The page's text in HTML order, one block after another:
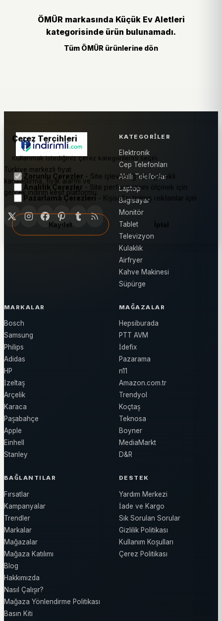
ÖMÜR markasında Küçük Ev Aletleri
kategorisinde ürün bulunamadı.
Tüm ÖMÜR ürünlerine dön
Türkiye merkezli fiyat
karşılaştırma, fiyat alarmı ve
gerçek indirim keşif platformu.
KATEGORILER
Elektronik
Cep Telefonları
Akıllı Telefonlar
Laptop
Bilgisayar
Monitör
Tablet
Televizyon
Kulaklık
Airfryer
Kahve Makinesi
Süpürge
MARKALAR
Bosch
Samsung
Philips
Adidas
HP
İzeltaş
Arçelik
Karaca
Paşabahçe
Apple
Einhell
Stanley
MAĞAZALAR
Hepsiburada
PTT AVM
İdefix
Pazarama
n11
Amazon.com.tr
Trendyol
Koçtaş
Teknosa
Boyner
MediaMarkt
D&R
BAĞLANTILAR
Fırsatlar
Kampanyalar
Trendler
Markalar
Mağazalar
Mağaza Katılımı
Blog
Hakkımızda
Nasıl Çalışır?
Mağaza Yönlendirme Politikası
Basın Kiti
DESTEK
Yardım Merkezi
İade ve Kargo
Sık Sorulan Sorular
Gizlilik Politikası
Kullanım Koşulları
Çerez Politikası
Çerez Tercihleri
Kullanmak istediğiniz çerez kategorilerini seçin.
Zorunlu Çerezler - Site işlevselliği için gerekli
Analitik Çerezler - Site performansını ölçmek için
Pazarlama Çerezleri - Kişiselleştirilmiş reklamlar için
Kaydet İptal